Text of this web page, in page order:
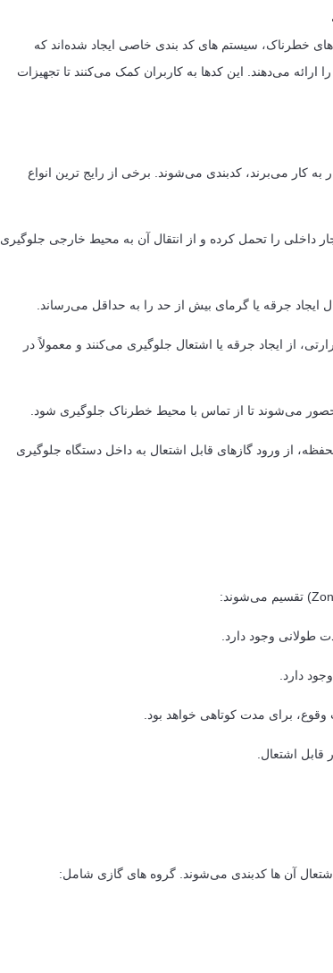
خطرناک، سیستم های کد بندی خاصی ایجاد شده‌اند که
می‌دهند. این کدها به کاربران کمک می‌کنند تا تجهیزات
کار می‌برند، کدبندی می‌شوند. برخی از رایج ترین انواع
داخلی را تحمل کرده و از انتقال آن به محیط خارجی جلوگیری
جرقه یا گرمای بیش از حد را به حداقل می‌رساند.
از ایجاد جرقه یا اشتعال جلوگیری می‌کنند و معمولاً در
می‌شوند تا از تماس با محیط خطرناک جلوگیری شود.
از ورود گازهای قابل اشتعال به داخل دستگاه جلوگیری
طولانی وجود دارد.
دارد.
برای مدت کوتاهی خواهد بود.
اشتعال.
آن ها کدبندی می‌شوند. گروه های گازی شامل: